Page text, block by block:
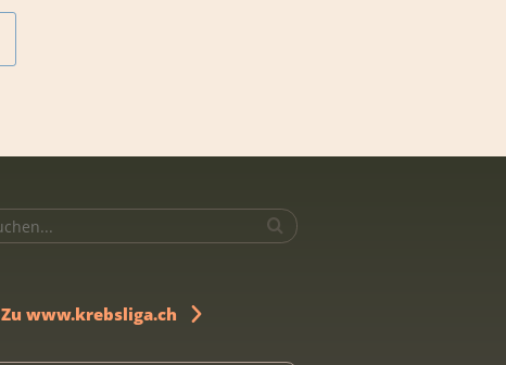
Zu www.krebsliga.ch